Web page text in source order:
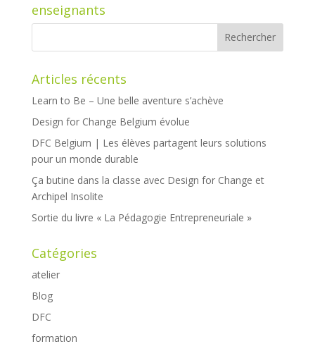
enseignants
Articles récents
Learn to Be – Une belle aventure s’achève
Design for Change Belgium évolue
DFC Belgium | Les élèves partagent leurs solutions
pour un monde durable
Ça butine dans la classe avec Design for Change et
Archipel Insolite
Sortie du livre « La Pédagogie Entrepreneuriale »
Catégories
atelier
Blog
DFC
formation